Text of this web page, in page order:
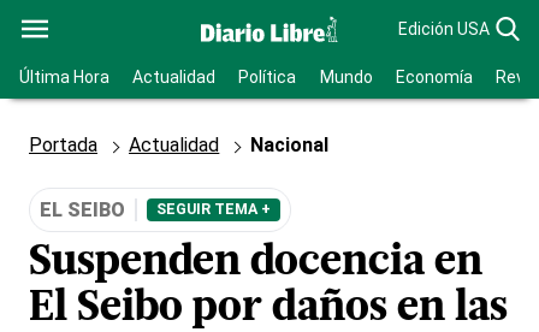
Edición USA
Última Hora Actualidad Política Mundo Economía
Portada Actualidad Nacional
EL SEIBO SEGUIR TEMA +
Suspenden docencia en
El Seibo por daños en las